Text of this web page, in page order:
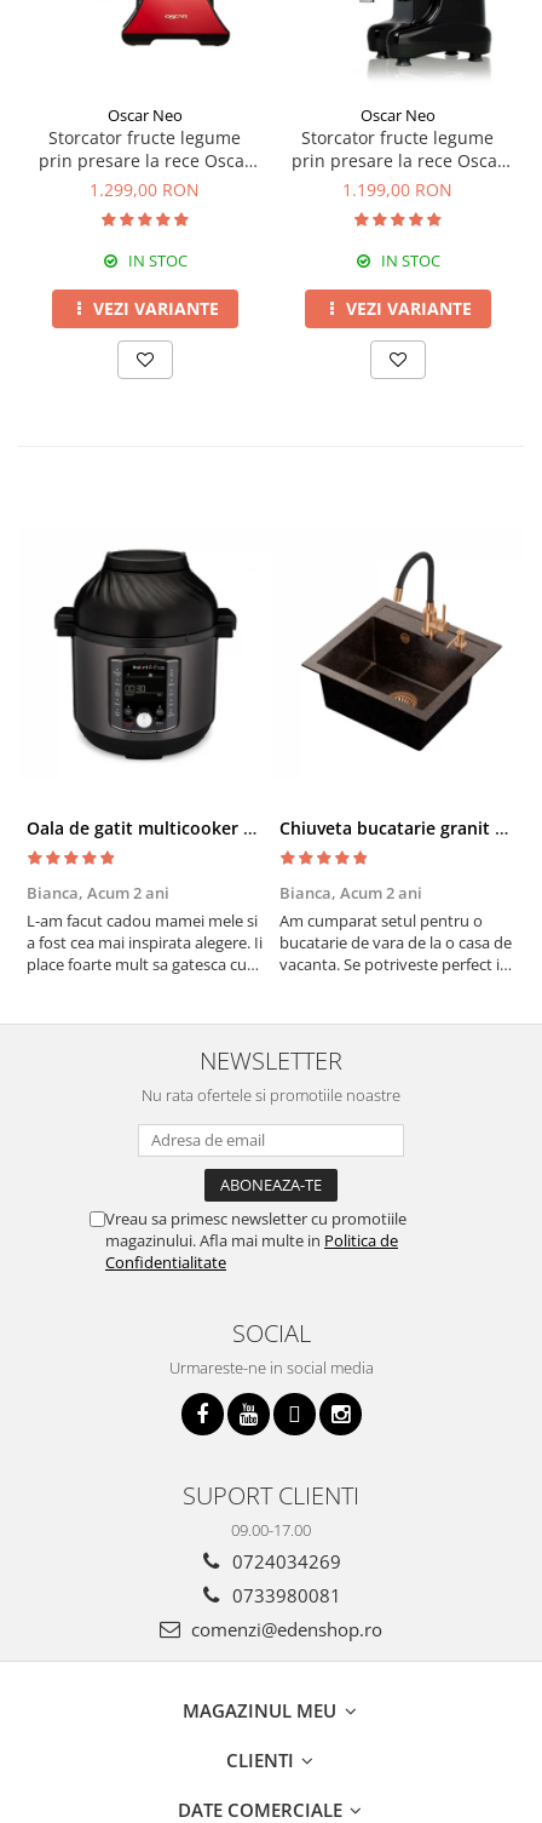
Oscar Neo
Storcator fructe legume
prin presare la rece Oscar
DA-1200
1.299,00 RON
IN STOC
VEZI VARIANTE
Oscar Neo
Storcator fructe legume
prin presare la rece Oscar
NEO DA1000
1.199,00 RON
IN STOC
VEZI VARIANTE
Oala de gatit multicooker 11 functii Instant Pot Pro Crisp 8 + Air Fryer 7.6 lt
Bianca, Acum 2 ani
L-am facut cadou mamei mele si
a fost cea mai inspirata alegere. Ii
place foarte mult sa gatesca cu
cratita...ma gandesc serios sa imi
cumpar si eu! Recomand mult !
Chiuveta bucatarie granit cu finisaj negru perlat/cupru Steingran Art Copper cu dozator si baterie Quadron
Bianca, Acum 2 ani
Am cumparat setul pentru o
bucatarie de vara de la o casa de
vacanta. Se potriveste perfect in
buna, recomand cu drag !
NEWSLETTER
Nu rata ofertele si promotiile noastre
Vreau sa primesc newsletter cu promotiile
magazinului. Afla mai multe in Politica de
Confidentialitate
SOCIAL
Urmareste-ne in social media
SUPORT CLIENTI
09.00-17.00
0724034269
0733980081
comenzi@edenshop.ro
MAGAZINUL MEU
CLIENTI
DATE COMERCIALE